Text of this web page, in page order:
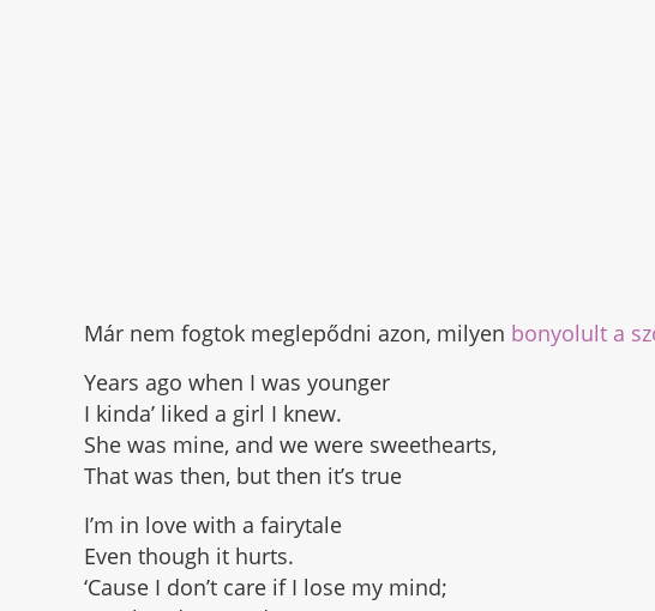
Már nem fogtok meglepődni azon, milyen bonyolult a
Years ago when I was younger
I kinda’ liked a girl I knew.
She was mine, and we were sweethearts,
That was then, but then it’s true
I’m in love with a fairytale
Even though it hurts.
‘Cause I don’t care if I lose my mind;